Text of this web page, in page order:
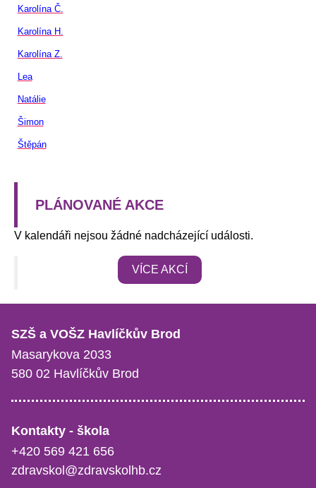
Karolína Č.
Karolína H.
Karolína Z.
Lea
Natálie
Šimon
Štěpán
PLÁNOVANÉ AKCE
V kalendáři nejsou žádné nadcházející události.
VÍCE AKCÍ
SZŠ a VOŠZ Havlíčkův Brod
Masarykova 2033
580 02 Havlíčkův Brod
Kontakty - škola
+420 569 421 656
zdravskol@zdravskolhb.cz